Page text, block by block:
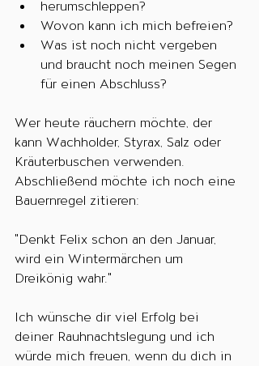
herumschleppen?
Wovon kann ich mich befreien?
Was ist noch nicht vergeben
und braucht noch meinen Segen
für einen Abschluss?
Wer heute räuchern möchte, der
kann Wachholder, Styrax, Salz oder
Kräuterbuschen verwenden.
Abschließend möchte ich noch eine
Bauernregel zitieren:
"Denkt Felix schon an den Januar,
wird ein Wintermärchen um
Dreikönig wahr."
Ich wünsche dir viel Erfolg bei
deiner Rauhnachtslegung und ich
würde mich freuen, wenn du dich in